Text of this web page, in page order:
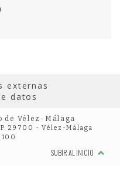
externas
datos
de Vélez-Málaga
29700 - Vélez-Málaga
SUBIR AL INICIO